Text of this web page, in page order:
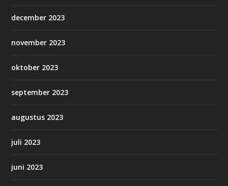
december 2023
november 2023
oktober 2023
september 2023
augustus 2023
juli 2023
juni 2023